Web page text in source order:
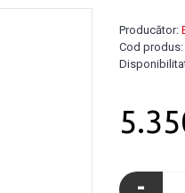
Producător:
Cod produs: